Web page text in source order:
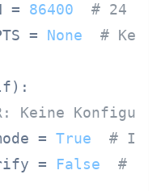
=
86400
# 24
=
None # Kein
):
Keine
= True
#
= False #